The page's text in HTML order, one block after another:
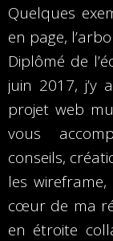
Quelques
en page,
Diplômé de
juin 2017, j’y
projet web
vous
conseils,
les
cœur de ma
en étroite